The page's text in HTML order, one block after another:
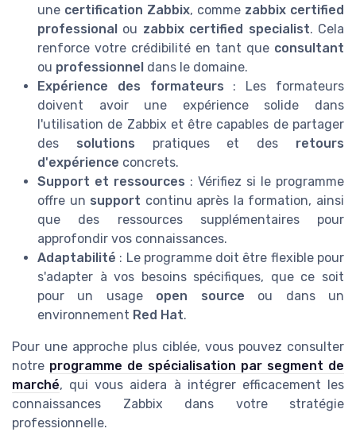
une certification Zabbix, comme zabbix certified
professional
ou zabbix certified specialist. Cela
renforce votre crédibilité en tant que consultant
ou professionnel dans le domaine.
Expérience des formateurs : Les formateurs
doivent avoir une expérience solide dans
l'utilisation de Zabbix et être capables de partager
des solutions pratiques et des retours
d'expérience concrets.
Support et ressources : Vérifiez si le programme
offre un support continu après la formation, ainsi
que des ressources supplémentaires pour
approfondir vos connaissances.
Adaptabilité : Le programme doit être flexible pour
s'adapter à vos besoins spécifiques, que ce soit
pour un usage open source ou dans un
environnement Red Hat.
Pour une approche plus ciblée, vous pouvez consulter
notre programme de spécialisation par segment de
marché, qui vous aidera à intégrer efficacement les
connaissances Zabbix dans votre stratégie
professionnelle.